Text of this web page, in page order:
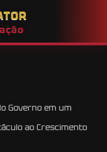
Governo em um
ao Crescimento